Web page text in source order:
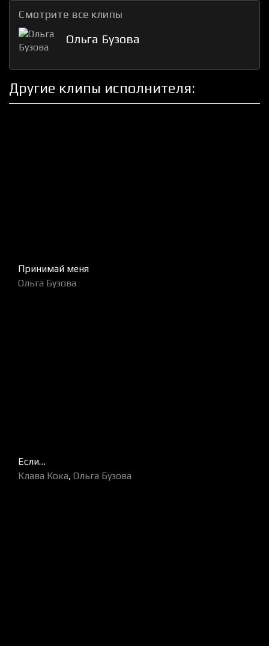
Смотрите все клипы
Ольга Бузова
Другие клипы исполнителя:
Принимай меня
Ольга Бузова
Если…
Клава Кока, Ольга Бузова